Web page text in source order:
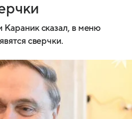
сказал, в меню
сверчки.